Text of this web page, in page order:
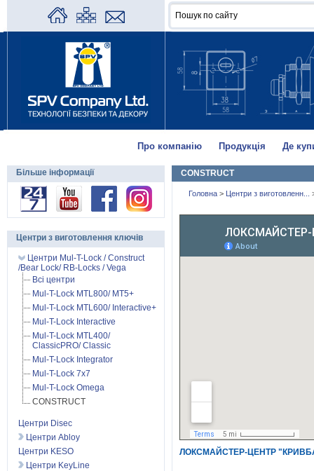
Про компанію Продукція Де
CONSTRUCT
Головна > Центри з виготовленн...
ЛОКСМАЙСТЕР-ЦЕНТР
Більше інформації
Центри з виготовлення ключів
Центри Mul-T-Lock / Construct
/Bear Lock/ RB-Locks / Vega
Всі центри
Mul-T-Lock MTL800/ MT5+
Mul-T-Lock MTL600/ Interactive+
Mul-T-Lock Interactive
Mul-T-Lock MTL400/
ClassicPRO/ Classic
Mul-T-Lock Integrator
Mul-T-Lock 7x7
Mul-T-Lock Omega
CONSTRUCT
Центри Disec
Центри Abloy
Центри KESO
Центри KeyLine